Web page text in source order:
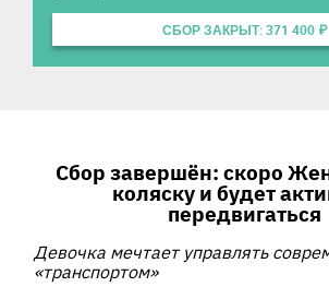
СБОР ЗАКРЫТ: 371 400 ₽
Сбор завершён: скоро
коляску и будет
передвигаться
Девочка мечтает управлять
«транспортом»